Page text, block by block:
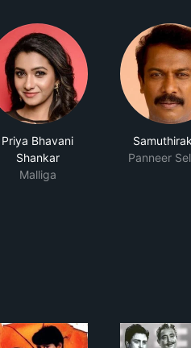
Priya Bhavani
Shankar
Malliga
Panneer